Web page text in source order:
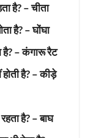
है? –चीता
है? –घोंघा
है? –कंगारू रैट
है? –कीड़े
है? –बाघ